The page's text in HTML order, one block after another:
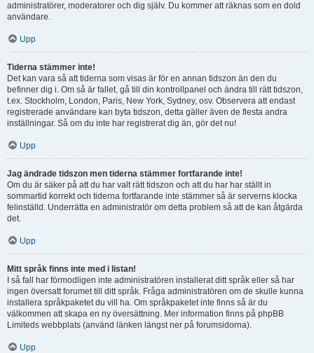
administratörer, moderatorer och dig själv. Du kommer att räknas som en dold
användare.
Upp
Tiderna stämmer inte!
Det kan vara så att tiderna som visas är för en annan tidszon än den du
befinner dig i. Om så är fallet, gå till din kontrollpanel och ändra till rätt tidszon,
t.ex. Stockholm, London, Paris, New York, Sydney, osv. Observera att endast
registrerade användare kan byta tidszon, detta gäller även de flesta andra
inställningar. Så om du inte har registrerat dig än, gör det nu!
Upp
Jag ändrade tidszon men tiderna stämmer fortfarande inte!
Om du är säker på att du har valt rätt tidszon och att du har har ställt in
sommartid korrekt och tiderna fortfarande inte stämmer så är serverns klocka
felinställd. Underrätta en administratör om detta problem så att de kan åtgärda
det.
Upp
Mitt språk finns inte med i listan!
I så fall har förmodligen inte administratören installerat ditt språk eller så har
ingen översatt forumet till ditt språk. Fråga administratören om de skulle kunna
installera språkpaketet du vill ha. Om språkpaketet inte finns så är du
välkommen att skapa en ny översättning. Mer information finns på phpBB
Limiteds webbplats (använd länken längst ner på forumsidorna).
Upp